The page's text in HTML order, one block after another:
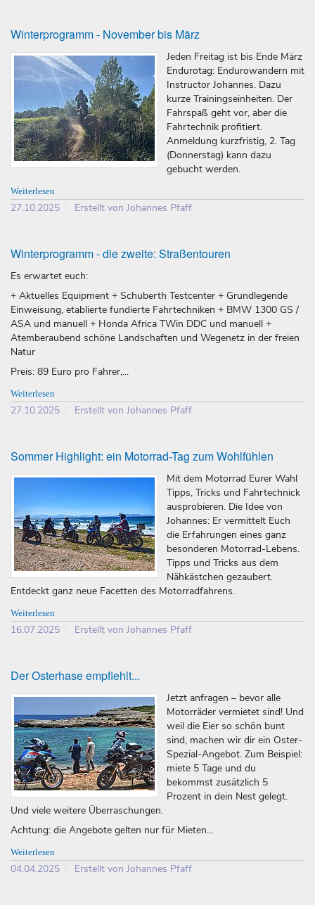
Winterprogramm - November bis März
Jeden Freitag ist bis Ende März
Endurotag: Endurowandern mit
Instructor Johannes. Dazu
kurze Trainingseinheiten. Der
Fahrspaß geht vor, aber die
Fahrtechnik profitiert.
Anmeldung kurzfristig, 2. Tag
(Donnerstag) kann dazu
gebucht werden.
Weiterlesen
27.10.2025 Erstellt von Johannes Pfaff
Winterprogramm - die zweite: Straßentouren
Es erwartet euch:
+ Aktuelles Equipment + Schuberth Testcenter + Grundlegende
Einweisung, etablierte fundierte Fahrtechniken + BMW 1300 GS /
ASA und manuell + Honda Africa TWin DDC und manuell +
Atemberaubend schöne Landschaften und Wegenetz in der freien
Natur
Preis: 89 Euro pro Fahrer,...
Weiterlesen
27.10.2025 Erstellt von Johannes Pfaff
Sommer Highlight: ein Motorrad-Tag zum Wohlfühlen
Mit dem Motorrad Eurer Wahl
Tipps, Tricks und Fahrtechnick
ausprobieren. Die Idee von
Johannes: Er vermittelt Euch
die Erfahrungen eines ganz
besonderen Motorrad-Lebens.
Tipps und Tricks aus dem
Nähkästchen gezaubert.
Entdeckt ganz neue Facetten des Motorradfahrens.
Weiterlesen
16.07.2025 Erstellt von Johannes Pfaff
Der Osterhase empfiehlt...
Jetzt anfragen – bevor alle
Motorräder vermietet sind! Und
weil die Eier so schön bunt
sind, machen wir dir ein Oster-
Spezial-Angebot. Zum Beispiel:
miete 5 Tage und du
bekommst zusätzlich 5
Prozent in dein Nest gelegt.
Und viele weitere Überraschungen.
Achtung: die Angebote gelten nur für Mieten...
Weiterlesen
04.04.2025 Erstellt von Johannes Pfaff